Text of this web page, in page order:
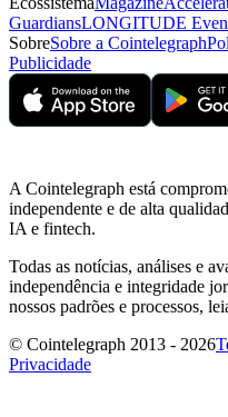
GuardiansLONGITUDE
SobreSobre a Cointelegraph
Publicidade
A Cointelegraph está
independente e de alta
IA e fintech.
Todas as notícias, análises e
independência e integridade
nossos padrões e processos,
© Cointelegraph 2013 - 2026
Privacidade